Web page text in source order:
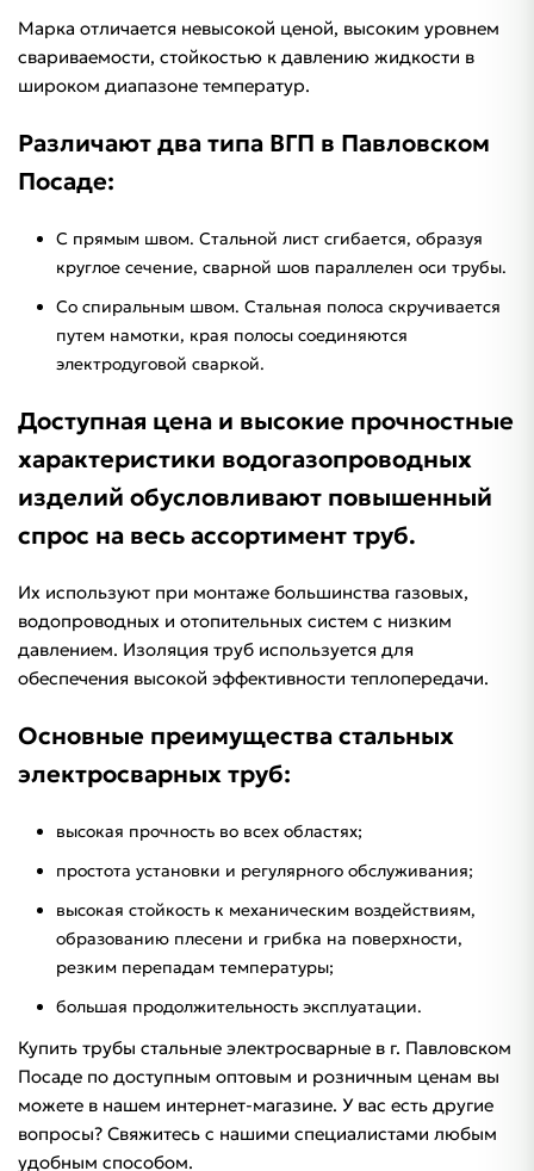
Марка отличается невысокой ценой, высоким уровнем
свариваемости, стойкостью к давлению жидкости в
широком диапазоне температур.
Различают два типа ВГП в Павловском
Посаде:
С прямым швом. Стальной лист сгибается, образуя
круглое сечение, сварной шов параллелен оси трубы.
Со спиральным швом. Стальная полоса скручивается
путем намотки, края полосы соединяются
электродуговой сваркой.
Доступная цена и высокие прочностные
характеристики водогазопроводных
изделий обусловливают повышенный
спрос на весь ассортимент труб.
Их используют при монтаже большинства газовых,
водопроводных и отопительных систем с низким
давлением. Изоляция труб используется для
обеспечения высокой эффективности теплопередачи.
Основные преимущества стальных
электросварных труб:
высокая прочность во всех областях;
простота установки и регулярного обслуживания;
высокая стойкость к механическим воздействиям,
образованию плесени и грибка на поверхности,
резким перепадам температуры;
большая продолжительность эксплуатации.
Купить трубы стальные электросварные в г. Павловском
Посаде по доступным оптовым и розничным ценам вы
можете в нашем интернет-магазине. У вас есть другие
вопросы? Свяжитесь с нашими специалистами любым
удобным способом.